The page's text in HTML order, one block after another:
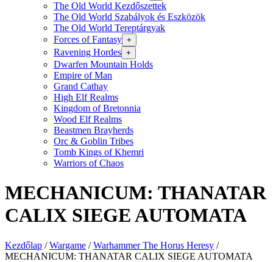
The Old World Kezdőszettek
The Old World Szabályok és Eszközök
The Old World Tereptárgyak
Forces of Fantasy +
Ravening Hordes +
Dwarfen Mountain Holds
Empire of Man
Grand Cathay
High Elf Realms
Kingdom of Bretonnia
Wood Elf Realms
Beastmen Brayherds
Orc & Goblin Tribes
Tomb Kings of Khemri
Warriors of Chaos
MECHANICUM: THANATAR
CALIX SIEGE AUTOMATA
Kezdőlap / Wargame / Warhammer The Horus Heresy /
MECHANICUM: THANATAR CALIX SIEGE AUTOMATA